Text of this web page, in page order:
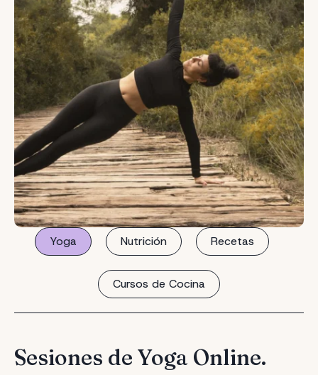
Yoga Nutrición Recetas
Cursos de Cocina
Sesiones de Yoga Online.